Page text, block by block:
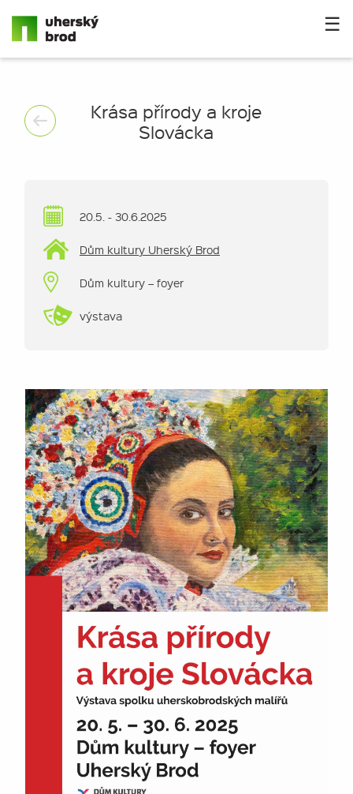
☰
Krása přírody a kroje
Slovácka
20.5. - 30.6.2025
Dům kultury Uherský Brod
Dům kultury – foyer
výstava